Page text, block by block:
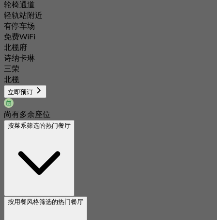
轮椅通道
轻轨站附近
有停车场
免费WiFi
北榄府
诗纳卡琳
三荣
北榄
立即预订
尚有多余座位
按菜系筛选的热门餐厅
按用餐风格筛选的热门餐厅